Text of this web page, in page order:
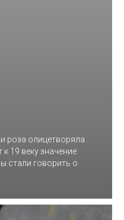
роза олицетворяла
19 веку значение
стали говорить о